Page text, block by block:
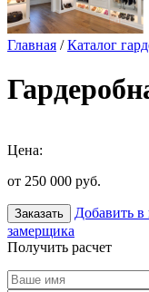
Главная /Каталог
Цена:
от 250 000 руб.
Заказать Добавить в
замерщика
Получить расчет